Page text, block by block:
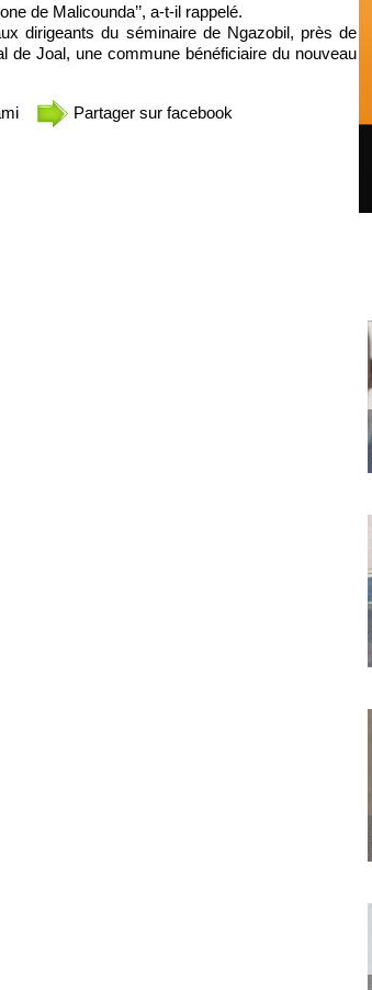
de Malicounda’’, a-t-il rappelé.
dirigeants du séminaire de Ngazobil, près de
de Joal, une commune bénéficiaire du nouveau
Partager sur facebook